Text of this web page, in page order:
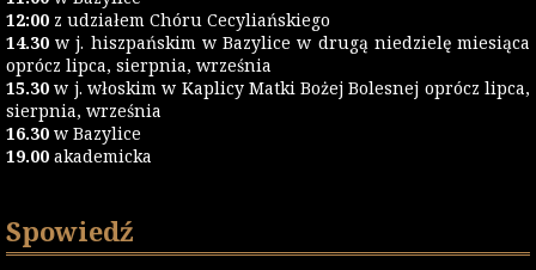
12:00 z udziałem Chóru Cecyliańskiego
14.30 w j. hiszpańskim w Bazylice w drugą niedzielę miesiąca
oprócz lipca, sierpnia, września
15.30 w j. włoskim w Kaplicy Matki Bożej Bolesnej oprócz lipca,
sierpnia, września
16.30 w Bazylice
19.00 akademicka
Spowiedź